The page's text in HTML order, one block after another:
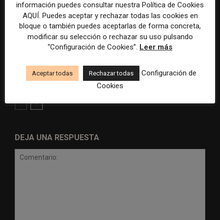
Radio Televisión Madrid
control para el uso de la
inteligencia artificial
ADEPA crea un premio
cobertura periodística del
Mundial 2026
DEJA UNA RESPUESTA
información puedes consultar nuestra Política de Cookies
AQUÍ. Puedes aceptar y rechazar todas las cookies en
bloque o también puedes aceptarlas de forma concreta,
modificar su selección o rechazar su uso pulsando
“Configuración de Cookies”. Leer más
Aceptar todas Rechazar todas
Configuración de
Cookies